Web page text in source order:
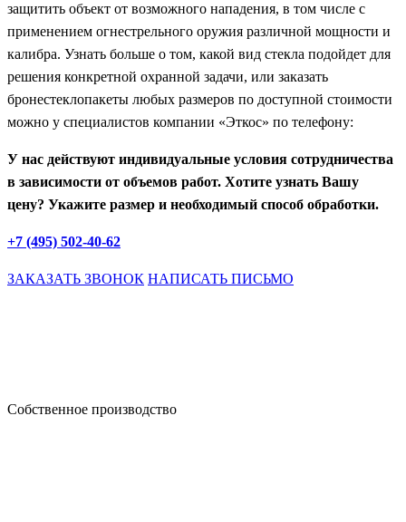
защитить объект от возможного нападения, в том числе с
применением огнестрельного оружия различной мощности и
калибра. Узнать больше о том, какой вид стекла подойдет для
решения конкретной охранной задачи, или заказать
бронестеклопакеты любых размеров по доступной стоимости
можно у специалистов компании «Эткос» по телефону:
У нас действуют индивидуальные условия сотрудничества
в зависимости от объемов работ. Хотите узнать Вашу
цену? Укажите размер и необходимый способ обработки.
+7 (495) 502-40-62
ЗАКАЗАТЬ ЗВОНОК НАПИСАТЬ ПИСЬМО
Собственное производство